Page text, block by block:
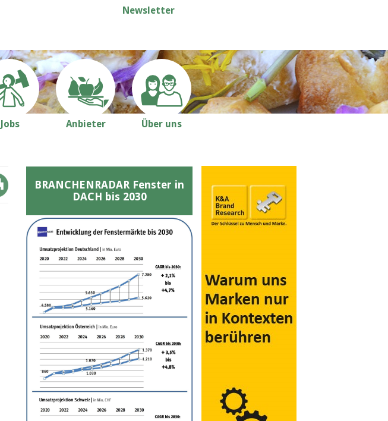
Newsletter
Jobs Anbieter Über uns
BRANCHENRADAR Fenster in
DACH bis 2030